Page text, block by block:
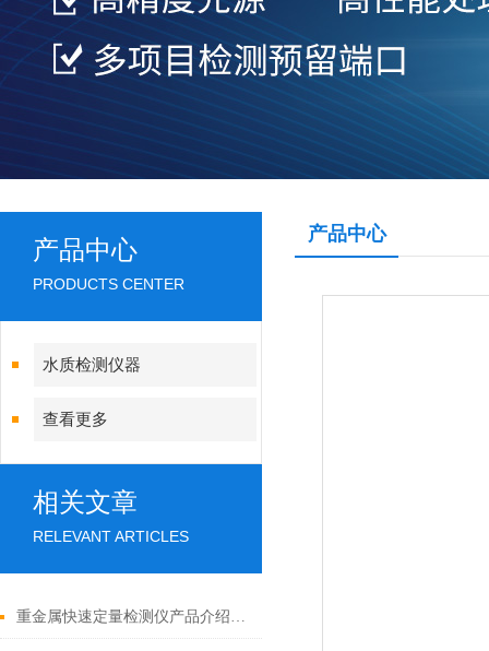
产品中心
PRODUCTS CENTER
水质检测仪器
查看更多
相关文章
RELEVANT ARTICLES
重金属快速定量检测仪产品介绍说明
产品中心